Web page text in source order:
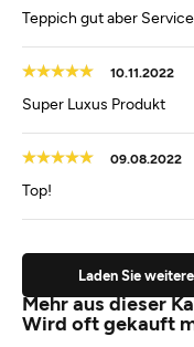
Teppich gut aber
10.11.2022
Super Luxus Produkt
09.08.2022
Top!
Laden Sie
Mehr aus dieser
Wird oft gekauft